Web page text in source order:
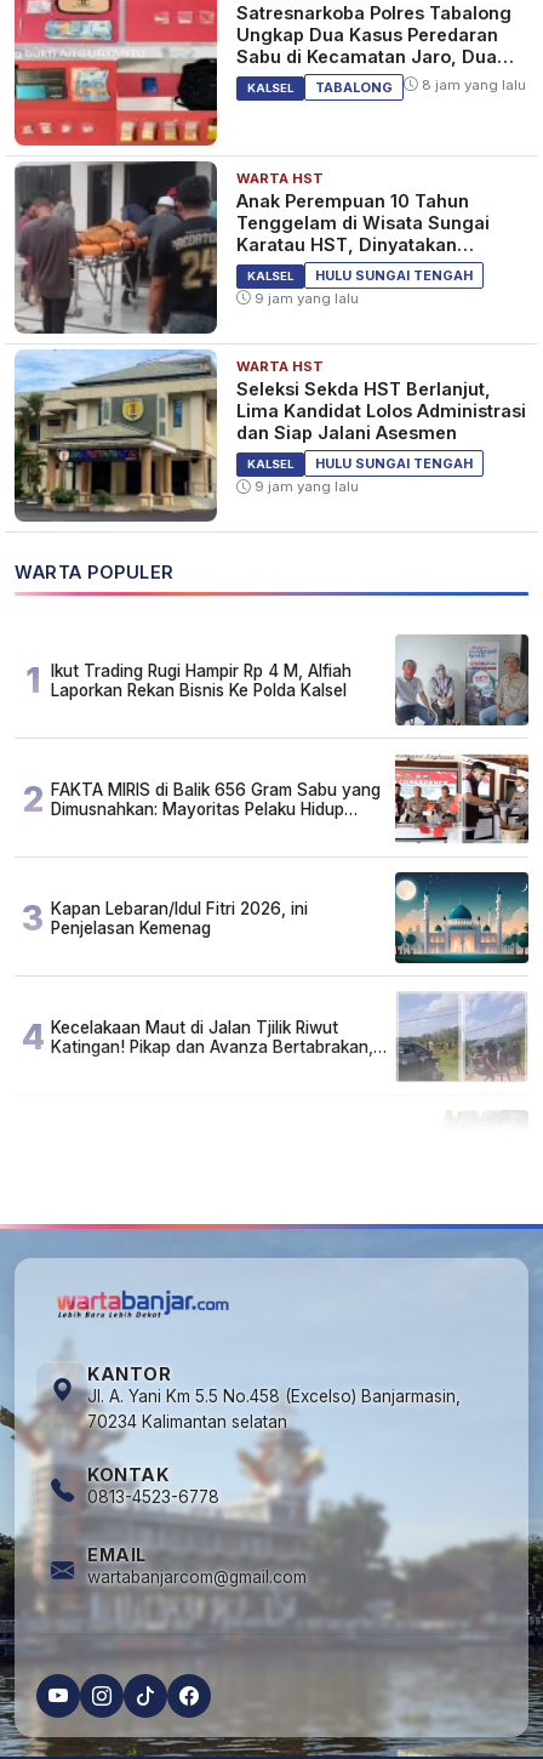
Satresnarkoba Polres Tabalong
Ungkap Dua Kasus Peredaran
Sabu di Kecamatan Jaro, Dua
Pelaku Diamankan
KALSEL TABALONG 8 jam yang lalu
WARTA HST
Anak Perempuan 10 Tahun
Tenggelam di Wisata Sungai
Karatau HST, Dinyatakan
Meninggal Dunia
KALSEL
HULU SUNGAI TENGAH
9 jam yang lalu
WARTA HST
Seleksi Sekda HST Berlanjut,
Lima Kandidat Lolos Administrasi
dan Siap Jalani Asesmen
KALSEL
HULU SUNGAI TENGAH
9 jam yang lalu
WARTA POPULER
1
Ikut Trading Rugi Hampir Rp 4 M, Alfiah
Laporkan Rekan Bisnis Ke Polda Kalsel
2 FAKTA MIRIS di Balik 656 Gram Sabu yang
Dimusnahkan: Mayoritas Pelaku Hidup
3 Kapan Lebaran/Idul Fitri 2026, ini
Penjelasan Kemenag
4 Kecelakaan Maut di Jalan Tjilik Riwut
Katingan! Pikap dan Avanza Bertabrakan,
KANTOR
Jl. A. Yani Km 5.5 No.458 (Excelso) Banjarmasin,
70234 Kalimantan selatan
KONTAK
0813-4523-6778
EMAIL
wartabanjarcom@gmail.com